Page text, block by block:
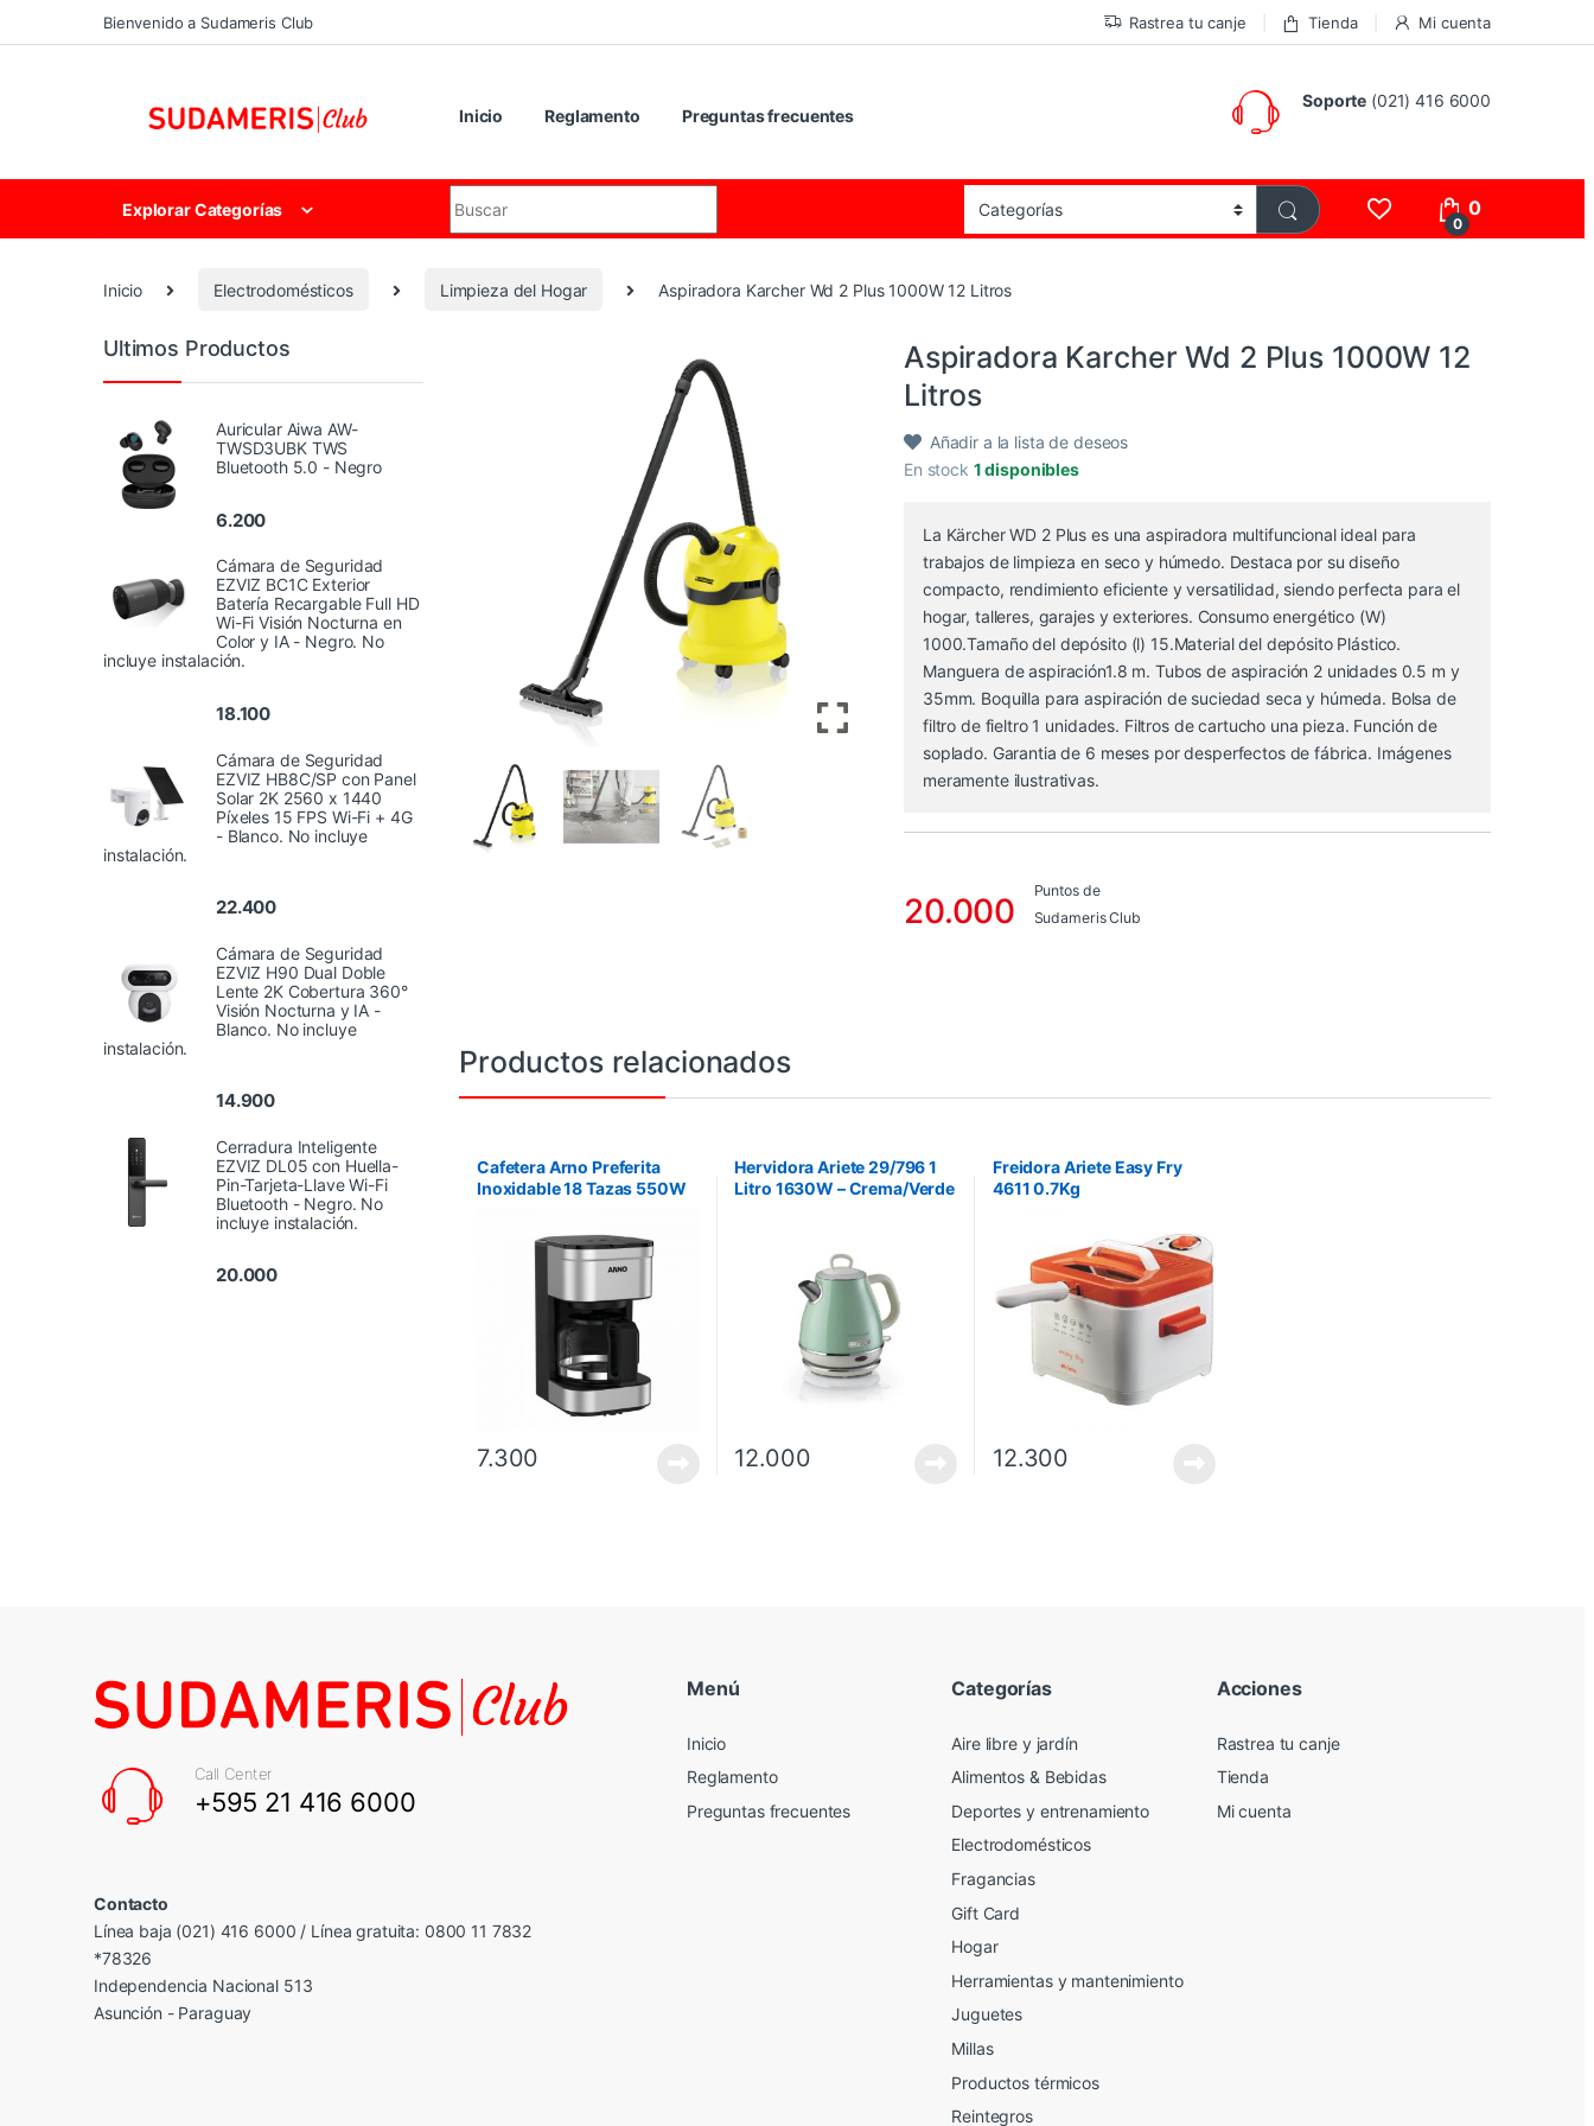
Skip to navigation
Skip to contentBienvenido a Sudameris Club Rastrea tu canje Tienda Mi cuenta
Inicio Reglamento Preguntas frecuentes
Soporte (021) 416 6000
Explorar Categorías
0
0
Inicio Electrodomésticos Limpieza del Hogar Aspiradora Karcher Wd 2 Plus 1000W 12 Litros
Aspiradora Karcher Wd 2 Plus 1000W 12
Litros
Añadir a la lista de deseos
En stock 1 disponibles
La Kärcher WD 2 Plus es una aspiradora multifuncional ideal para
trabajos de limpieza en seco y húmedo. Destaca por su diseño
compacto, rendimiento eficiente y versatilidad, siendo perfecta para el
hogar, talleres, garajes y exteriores. Consumo energético (W)
1000.Tamaño del depósito (l) 15.Material del depósito Plástico.
Manguera de aspiración1.8 m. Tubos de aspiración 2 unidades 0.5 m y
35mm. Boquilla para aspiración de suciedad seca y húmeda. Bolsa de
filtro de fieltro 1 unidades. Filtros de cartucho una pieza. Función de
soplado. Garantia de 6 meses por desperfectos de fábrica. Imágenes
meramente ilustrativas.
20.000
Puntos de
Sudameris Club
Productos relacionados
Cafetera Arno Preferita
Inoxidable 18 Tazas 550W
7.300
Hervidora Ariete 29/796 1
Litro 1630W – Crema/Verde
12.000
Freidora Ariete Easy Fry
4611 0.7Kg
12.300
Ultimos Productos
Auricular Aiwa AW-
TWSD3UBK TWS
Bluetooth 5.0 - Negro
6.200
Cámara de Seguridad
EZVIZ BC1C Exterior
Batería Recargable Full HD
Wi-Fi Visión Nocturna en
Color y IA - Negro. No
incluye instalación.
18.100
Cámara de Seguridad
EZVIZ HB8C/SP con Panel
Solar 2K 2560 x 1440
Píxeles 15 FPS Wi-Fi + 4G
- Blanco. No incluye
instalación.
22.400
Cámara de Seguridad
EZVIZ H90 Dual Doble
Lente 2K Cobertura 360°
Visión Nocturna y IA -
Blanco. No incluye
instalación.
14.900
Cerradura Inteligente
EZVIZ DL05 con Huella-
Pin-Tarjeta-Llave Wi-Fi
Bluetooth - Negro. No
incluye instalación.
20.000
Call Center
+595 21 416 6000
Contacto
Línea baja (021) 416 6000 / Línea gratuita: 0800 11 7832
*78326
Independencia Nacional 513
Asunción - Paraguay
Menú
Inicio
Reglamento
Preguntas frecuentes
Categorías
Aire libre y jardín
Alimentos & Bebidas
Deportes y entrenamiento
Electrodomésticos
Fragancias
Gift Card
Hogar
Herramientas y mantenimiento
Juguetes
Millas
Productos térmicos
Reintegros
Acciones
Rastrea tu canje
Tienda
Mi cuenta